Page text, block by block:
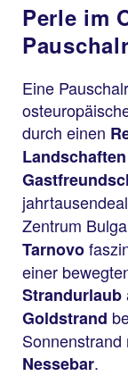
Perle im
Eine
durch einen
Landschaften
Zentrum
Tarnovo
einer
Strandurlaub
Goldstrand
Nessebar.